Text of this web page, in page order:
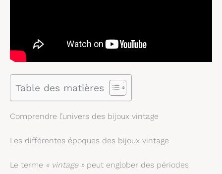
Table des matières
Comprendre l’univers des bijoux vintage
Les différentes époques des bijoux vintage
Le terme « vintage » peut englober des périodes